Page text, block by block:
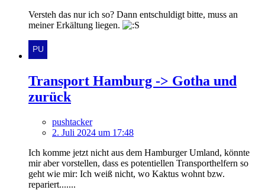
Versteh das nur ich so? Dann entschuldigt bitte, muss an
meiner Erkältung liegen.
Transport Hamburg -> Gotha und
zurück
pushtacker
2. Juli 2024 um 17:48
Ich komme jetzt nicht aus dem Hamburger Umland, könnte
mir aber vorstellen, dass es potentiellen Transporthelfern so
geht wie mir: Ich weiß nicht, wo Kaktus wohnt bzw.
repariert.......